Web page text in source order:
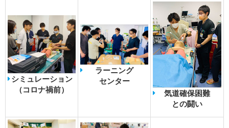
シミュレーション
（コロナ禍前）
ラーニング
センター
気道確保困難
との闘い